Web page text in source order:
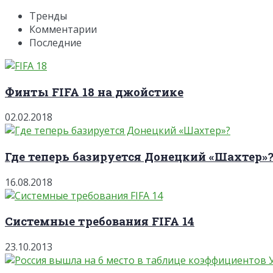
Тренды
Комментарии
Последние
Финты FIFA 18 на джойстике
02.02.2018
Где теперь базируется Донецкий «Шахтер»?
16.08.2018
Системные требования FIFA 14
23.10.2013